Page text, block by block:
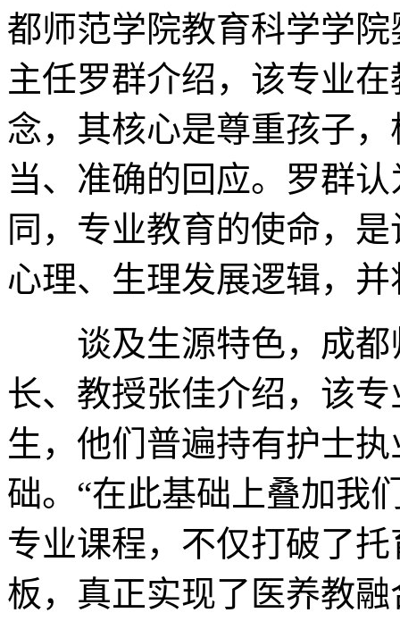
都师范学院教育科学学
主任罗群介绍，该专业
念，其核心是尊重孩子
当、准确的回应。罗群
同，专业教育的使命，
心理、生理发展逻辑，
谈及生源特色，成都
长、教授张佳介绍，该
生，他们普遍持有护士
础。“在此基础上叠加我
专业课程，不仅打破了
板，真正实现了医养教